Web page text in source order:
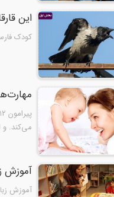
این
کودک
می‌کند. و
آموزش
آموزش